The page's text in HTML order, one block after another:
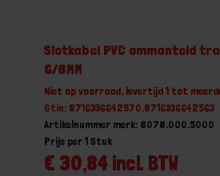
Slotkabel PVC ommanteld
6/8MM
Niet op voorraad, levertijd 1 tot
Gtin: 8716336642570,8716336642563
Artikelnummer merk: 8078.000.5000
€ 30,84 incl. BTW
Prijs per 1 Stuk